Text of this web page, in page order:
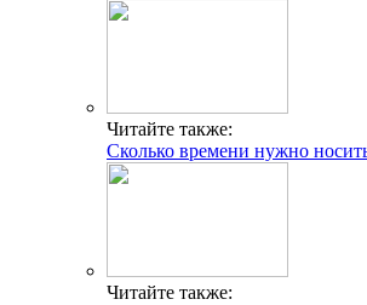
Читайте также:
Сколько времени нужно
Читайте также: